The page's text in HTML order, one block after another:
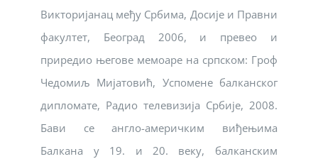
Викторијанац међу Србима, Досије и Правни
факултет, Београд 2006, и превео и
приредио његове мемоаре на српском: Гроф
Чедомиљ Мијатовић, Успомене балканског
дипломате, Радио телевизија Србије, 2008.
Бави се англо-америчким виђењима
Балкана у 19. и 20. веку, балканским